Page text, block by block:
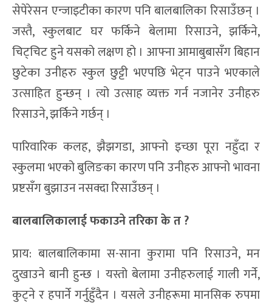
सेपेरेसन एन्जाइटीका कारण पनि बालबालिका रिसाउँछन् ।
जस्तै, स्कुलबाट घर फर्किने बेलामा रिसाउने, झर्किने,
चिट्चिट हुने यसको लक्षण हो । आफ्ना आमाबुबासँग बिहान
छुटेका उनीहरु स्कुल छुट्टी भएपछि भेट्न पाउने भएकाले
उत्साहित हुन्छन् । त्यो उत्साह व्यक्त गर्न नजानेर उनीहरु
रिसाउने, झर्किने गर्छन् ।
पारिवारिक कलह, झैझगडा, आफ्नो इच्छा पूरा नहुँदा र
स्कुलमा भएको बुलिङका कारण पनि उनीहरु आफ्नो भावना
प्रष्टसँग बुझाउन नसक्दा रिसाउँछन् ।
बालबालिकालाईफकाउने तरिका के त ?
प्राय: बालबालिकामा स-साना कुरामा पनि रिसाउने, मन
दुखाउने बानी हुन्छ । यस्तो बेलामा उनीहरुलाई गाली गर्ने,
कुट्ने र हपार्ने गर्नुहुँदैन । यसले उनीहरूमा मानसिक रुपमा